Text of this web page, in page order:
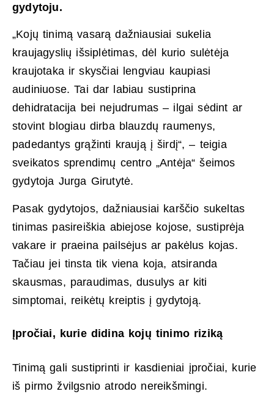
gydytoju.
„Kojų tinimą vasarą dažniausiai sukelia
kraujagyslių išsiplėtimas, dėl kurio sulėtėja
kraujotaka ir skysčiai lengviau kaupiasi
audiniuose. Tai dar labiau sustiprina
dehidratacija bei nejudrumas – ilgai sėdint ar
stovint blogiau dirba blauzdų raumenys,
padedantys grąžinti kraują į širdį“, – teigia
sveikatos sprendimų centro „Antėja“ šeimos
gydytoja Jurga Girutytė.
Pasak gydytojos, dažniausiai karščio sukeltas
tinimas pasireiškia abiejose kojose, sustiprėja
vakare ir praeina pailsėjus ar pakėlus kojas.
Tačiau jei tinsta tik viena koja, atsiranda
skausmas, paraudimas, dusulys ar kiti
simptomai, reikėtų kreiptis į gydytoją.
Įpročiai, kurie didina kojų tinimo riziką
Tinimą gali sustiprinti ir kasdieniai įpročiai, kurie
iš pirmo žvilgsnio atrodo nereikšmingi.